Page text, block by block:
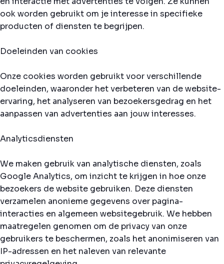
ook worden gebruikt om je interesse in specifieke
producten of diensten te begrijpen.
Doeleinden van cookies
Onze cookies worden gebruikt voor verschillende
doeleinden, waaronder het verbeteren van de website-
ervaring, het analyseren van bezoekersgedrag en het
aanpassen van advertenties aan jouw interesses.
Analyticsdiensten
We maken gebruik van analytische diensten, zoals
Google Analytics, om inzicht te krijgen in hoe onze
bezoekers de website gebruiken. Deze diensten
verzamelen anonieme gegevens over pagina-
interacties en algemeen websitegebruik. We hebben
maatregelen genomen om de privacy van onze
gebruikers te beschermen, zoals het anonimiseren van
IP-adressen en het naleven van relevante